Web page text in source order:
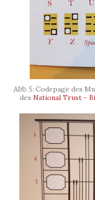
Codepage des
des National Trust -